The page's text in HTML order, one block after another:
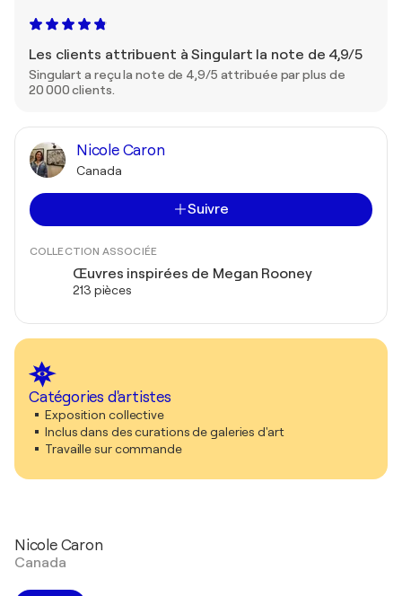
Les clients attribuent à Singulart la note de 4,9/5
Singulart a reçu la note de 4,9/5 attribuée par plus de
20 000 clients.
Nicole Caron
Canada
Suivre
COLLECTION ASSOCIÉE
Œuvres inspirées de Megan Rooney
213 pièces
Catégories d'artistes
Exposition collective
Inclus dans des curations de galeries d'art
Travaille sur commande
Nicole Caron
Canada